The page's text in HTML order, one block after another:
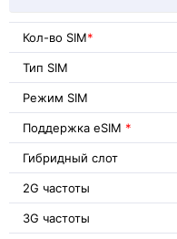
Кол-во SIM*
Тип SIM
Режим SIM
Поддержка eSIM *
Гибридный слот
2G частоты
3G частоты